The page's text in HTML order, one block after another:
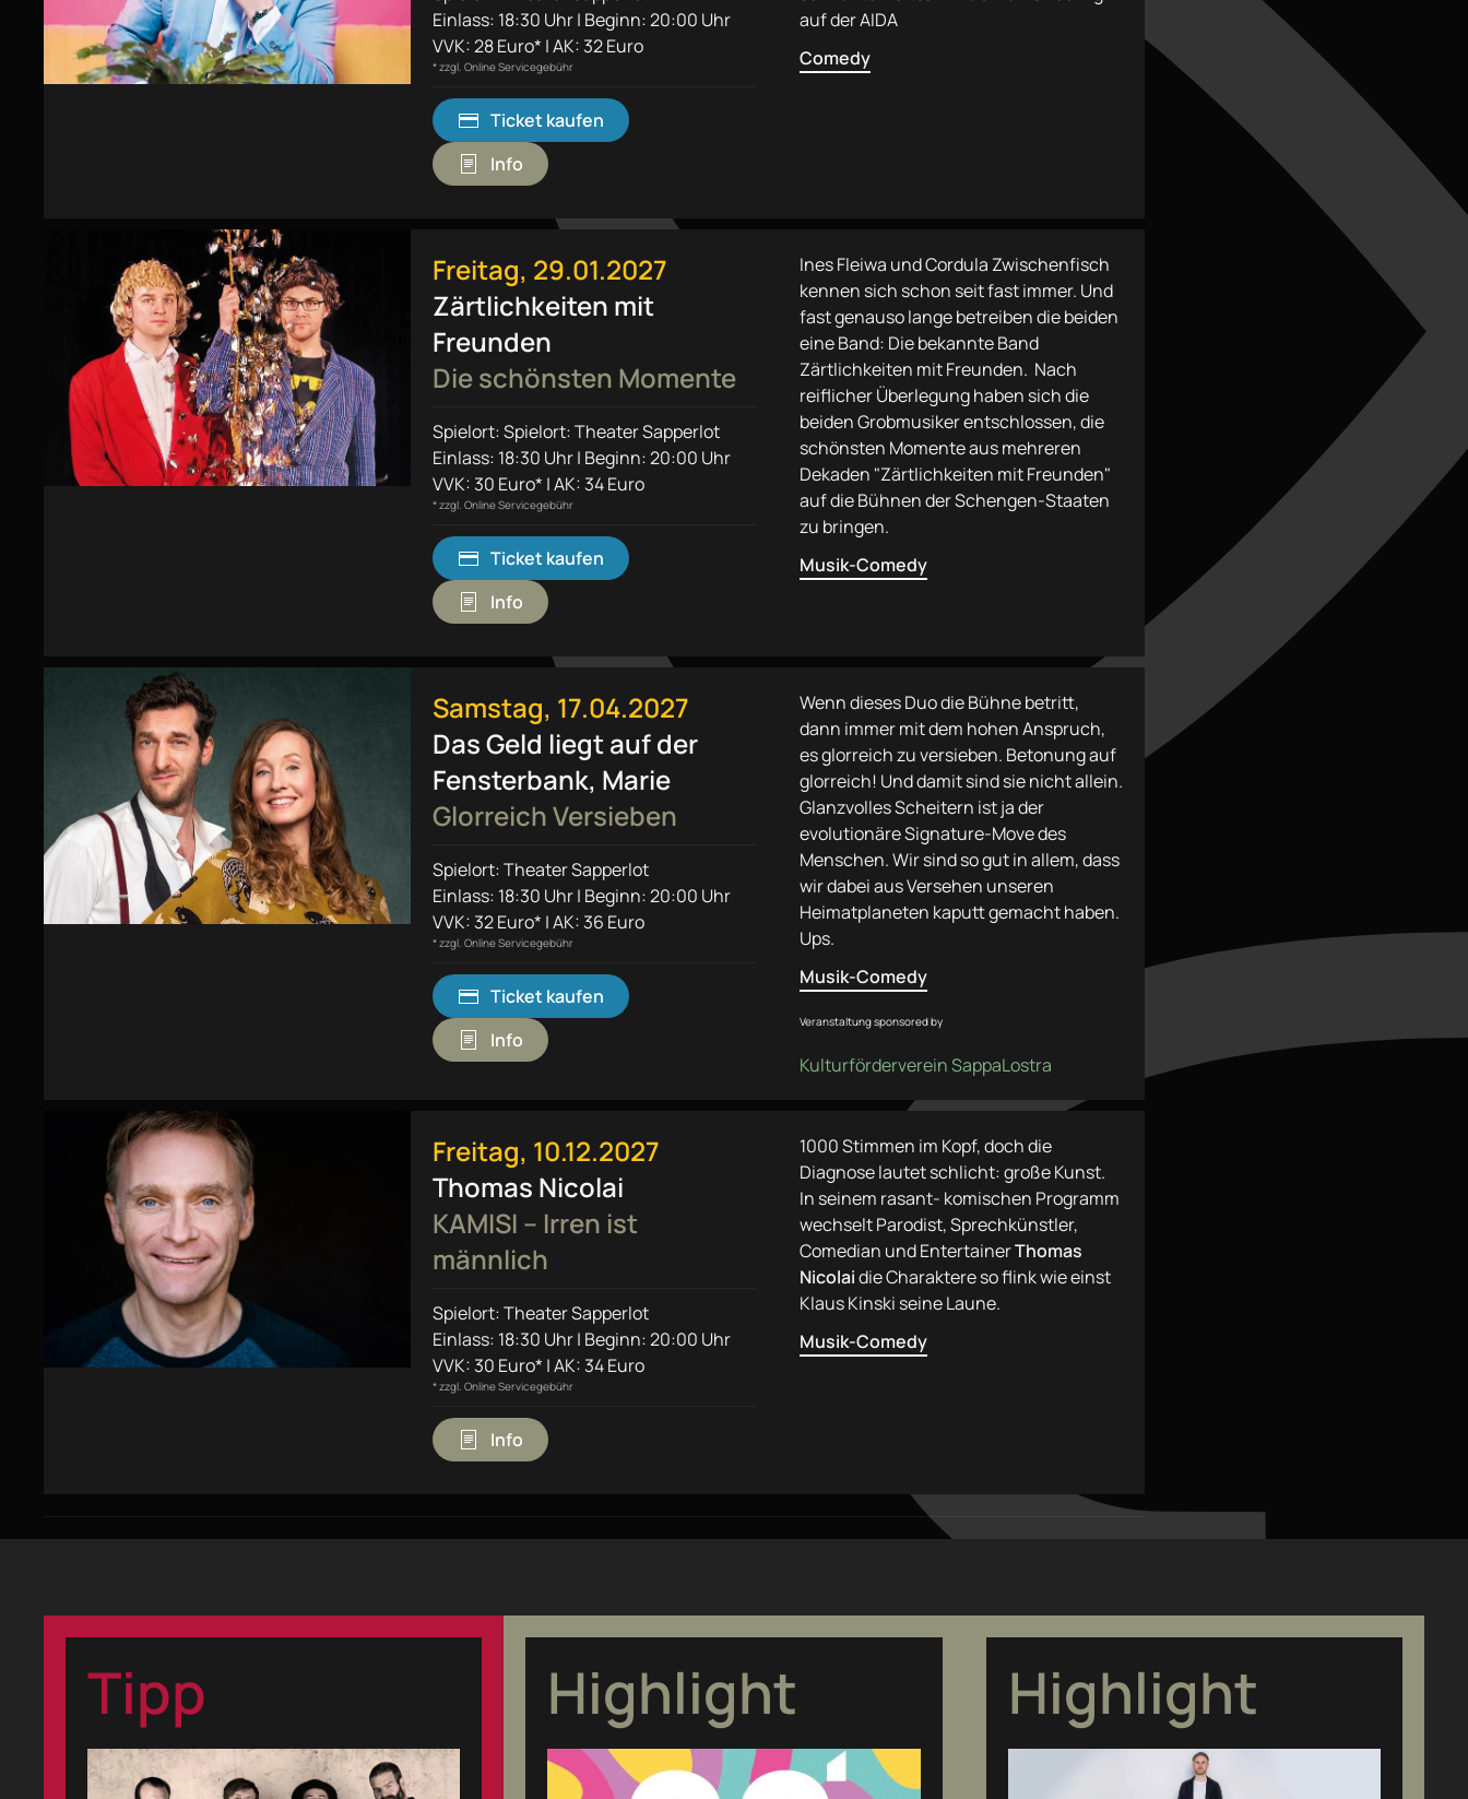
Einlass: 18:30 Uhr | Beginn: 20:00 Uhr
VVK: 28 Euro* | AK: 32 Euro
* zzgl. Online Servicegebühr
Ticket kaufen
Info
auf der AIDA
Comedy
Freitag, 29.01.2027
Zärtlichkeiten mit
Freunden
Die schönsten Momente
Spielort: Spielort: Theater Sapperlot
Einlass: 18:30 Uhr | Beginn: 20:00 Uhr
VVK: 30 Euro* | AK: 34 Euro
* zzgl. Online Servicegebühr
Ticket kaufen
Info
Ines Fleiwa und Cordula Zwischenfisch
kennen sich schon seit fast immer. Und
fast genauso lange betreiben die beiden
eine Band: Die bekannte Band
Zärtlichkeiten mit Freunden. Nach
reiflicher Überlegung haben sich die
beiden Grobmusiker entschlossen, die
schönsten Momente aus mehreren
Dekaden "Zärtlichkeiten mit Freunden"
auf die Bühnen der Schengen-Staaten
zu bringen.
Musik-Comedy
Samstag, 17.04.2027
Das Geld liegt auf der
Fensterbank, Marie
Glorreich Versieben
Spielort: Theater Sapperlot
Einlass: 18:30 Uhr | Beginn: 20:00 Uhr
VVK: 32 Euro* | AK: 36 Euro
* zzgl. Online Servicegebühr
Ticket kaufen
Info
Wenn dieses Duo die Bühne betritt,
dann immer mit dem hohen Anspruch,
es glorreich zu versieben. Betonung auf
glorreich! Und damit sind sie nicht allein.
Glanzvolles Scheitern ist ja der
evolutionäre Signature-Move des
Menschen. Wir sind so gut in allem, dass
wir dabei aus Versehen unseren
Heimatplaneten kaputt gemacht haben.
Ups.
Musik-Comedy
Veranstaltung sponsored by
Kulturförderverein SappaLostra
Freitag, 10.12.2027
Thomas Nicolai
KAMISI – Irren ist
männlich
Spielort: Theater Sapperlot
Einlass: 18:30 Uhr | Beginn: 20:00 Uhr
VVK: 30 Euro* | AK: 34 Euro
* zzgl. Online Servicegebühr
Info
1000 Stimmen im Kopf, doch die
Diagnose lautet schlicht: große Kunst.
In seinem rasant- komischen Programm
wechselt Parodist, Sprechkünstler,
Comedian und EntertainerThomas
Nicolaidie Charaktere so flink wie einst
Klaus Kinski seine Laune.
Musik-Comedy
Tipp Highlight Highlight